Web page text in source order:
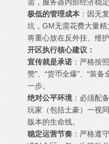
需，服务器内部经济稳
极低的管理成本：因无
坑，GM无需花费大量
将重心放在反外挂、维
开区执行核心建议：
宣传就是承诺 ：严格按
赞”、“货币全爆”、“装
一步。
绝对公平环境：必须配
玩家（包括土豪）一视
版本的生命线。
稳定运营节奏 ：严格遵